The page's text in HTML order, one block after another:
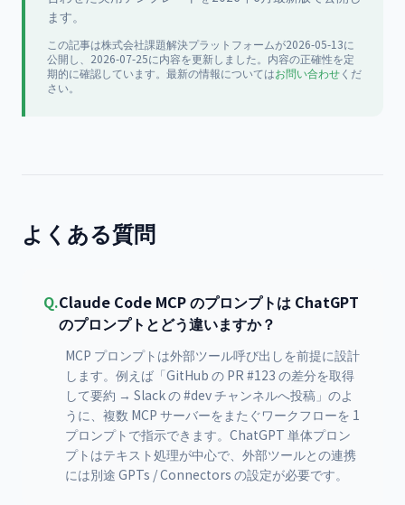
ます。
この記事は株式会社課題解決プラットフォームが2026-05-13に
公開し、2026-07-25に内容を更新しました。内容の正確性を定
期的に確認しています。最新の情報についてはお問い合わせくだ
さい。
よくある質問
Q.Claude Code MCP のプロンプトは ChatGPT
のプロンプトとどう違いますか？
MCP プロンプトは外部ツール呼び出しを前提に設計
します。例えば「GitHub の PR #123 の差分を取得
して要約 → Slack の #dev チャンネルへ投稿」のよ
うに、複数 MCP サーバーをまたぐワークフローを 1
プロンプトで指示できます。ChatGPT 単体プロン
プトはテキスト処理が中心で、外部ツールとの連携
には別途 GPTs / Connectors の設定が必要です。